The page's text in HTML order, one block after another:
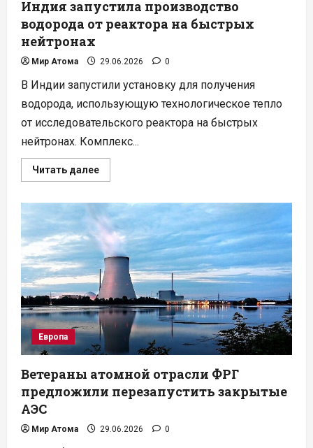
Индия запустила производство
водорода от реактора на быстрых
нейтронах
Мир Атома 29.06.2026 0
В Индии запустили установку для получения
водорода, использующую технологическое тепло
от исследовательского реактора на быстрых
нейтронах. Комплекс...
Читать далееПрочитать
больше
запустила
производство
водорода
от
реактора
на
быстрых
нейтронах
Европа
Ветераны атомной отрасли ФРГ
предложили перезапустить закрытые
АЭС
Мир Атома 29.06.2026 0